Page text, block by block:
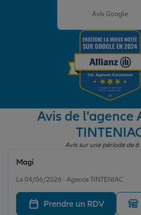
Transmission
Départ à la retraite
Préparer l’avenir
Assurance habitation
Le Pack Famille
Garantie des accidents de la vie
Protection juridique
Retraite
Allianz en France
Avis Google
Avis de l'agence
Avis sur une période de 6
Le 04/06/2026 - Agence TINTENIAC
Magi
Prendre un RDV